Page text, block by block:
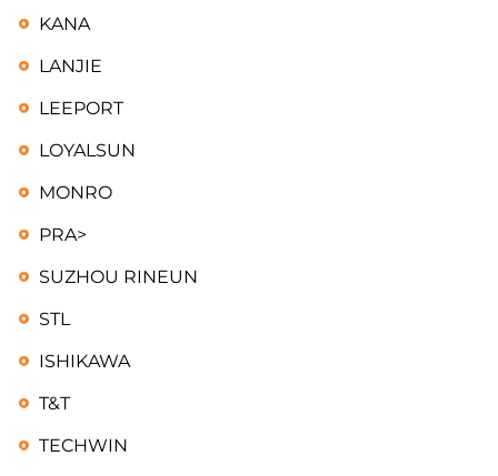
KANA
LANJIE
LEEPORT
LOYALSUN
MONRO
PRA>
SUZHOU RINEUN
STL
ISHIKAWA
T&T
TECHWIN